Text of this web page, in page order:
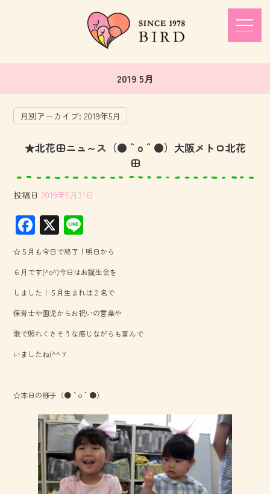
2019 5月
月別アーカイブ:2019年5月
★北花田ニュ～ス（●＾o＾●）大阪メトロ北花
田
投稿日 2019年5月31日
F
ac
e
b
o
ok
X
ne
☆５月も今日で終了！明日から
６月です(^o^)今日はお誕生会を
しました！５月生まれは２名で
保育士や園児からお祝いの言葉や
歌で照れくさそうな感じながらも喜んで
いましたね(^^ゞ
☆本日の様子（●＾o＾●）